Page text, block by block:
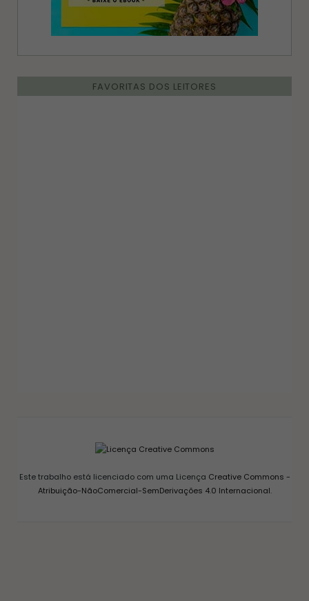
FAVORITAS DOS LEITORES
Este trabalho está licenciado com uma Licença Creative Commons -
Atribuição-NãoComercial-SemDerivações 4.0 Internacional.